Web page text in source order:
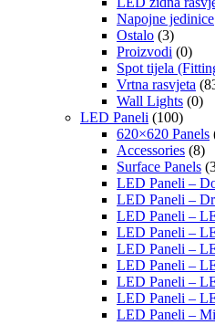
Napojne jedinice
Ostalo (3)
Proizvodi (0)
Spot tijela
Vrtna rasvjeta
Wall Lights (0)
LED Paneli (100)
620×620 Panels
Accessories (8)
Surface Panels
LED Paneli –
LED Paneli –
LED Paneli –
LED Paneli –
LED Paneli –
LED Paneli –
LED Paneli –
LED Paneli –
LED Paneli –